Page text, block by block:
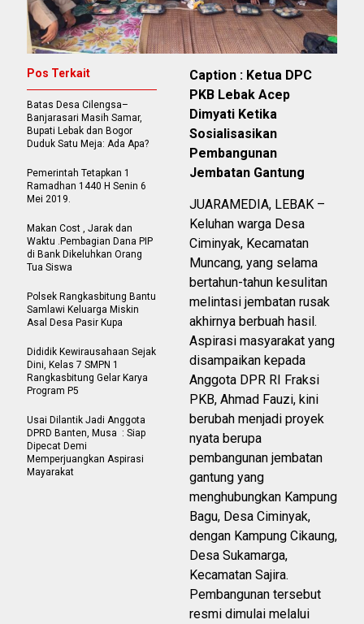
Caption : Ketua DPC
PKB Lebak Acep
Dimyati Ketika
Sosialisasikan
Pembangunan
Jembatan Gantung
JUARAMEDIA, LEBAK –
Keluhan warga Desa
Ciminyak, Kecamatan
Muncang, yang selama
bertahun-tahun kesulitan
melintasi jembatan rusak
akhirnya berbuah hasil.
Aspirasi masyarakat yang
disampaikan kepada
Anggota DPR RI Fraksi
PKB, Ahmad Fauzi, kini
berubah menjadi proyek
nyata berupa
pembangunan jembatan
gantung yang
menghubungkan Kampung
Bagu, Desa Ciminyak,
dengan Kampung Cikaung,
Desa Sukamarga,
Kecamatan Sajira.
Pembangunan tersebut
resmi dimulai melalui
Pos Terkait
Batas Desa Cilengsa–
Banjarasari Masih Samar,
Bupati Lebak dan Bogor
Duduk Satu Meja: Ada Apa?
Pemerintah Tetapkan 1
Ramadhan 1440 H Senin 6
Mei 2019.
Makan Cost , Jarak dan
Waktu .Pembagian Dana PIP
di Bank Dikeluhkan Orang
Tua Siswa
Polsek Rangkasbitung Bantu
Samlawi Keluarga Miskin
Asal Desa Pasir Kupa
Dididik Kewirausahaan Sejak
Dini, Kelas 7 SMPN 1
Rangkasbitung Gelar Karya
Program P5
Usai Dilantik Jadi Anggota
DPRD Banten, Musa : Siap
Dipecat Demi
Memperjuangkan Aspirasi
Mayarakat